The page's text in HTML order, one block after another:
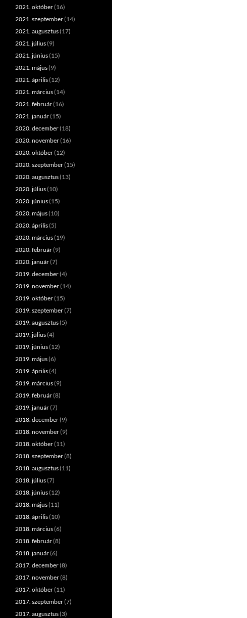
2021. október(16)
2021. szeptember(14)
2021. augusztus(17)
2021. július(9)
2021. június(15)
2021. május(9)
2021. április(12)
2021. március(14)
2021. február(16)
2021. január(15)
2020. december(18)
2020. november(16)
2020. október(12)
2020. szeptember(15)
2020. augusztus(13)
2020. július(10)
2020. június(15)
2020. május(10)
2020. április(5)
2020. március(19)
2020. február(9)
2020. január(7)
2019. december(4)
2019. november(14)
2019. október(15)
2019. szeptember(7)
2019. augusztus(5)
2019. július(4)
2019. június(12)
2019. május(6)
2019. április(4)
2019. március(9)
2019. február(8)
2019. január(7)
2018. december(9)
2018. november(9)
2018. október(11)
2018. szeptember(8)
2018. augusztus(11)
2018. július(7)
2018. június(12)
2018. május(11)
2018. április(10)
2018. március(6)
2018. február(8)
2018. január(6)
2017. december(8)
2017. november(8)
2017. október(11)
2017. szeptember(7)
2017. augusztus(3)